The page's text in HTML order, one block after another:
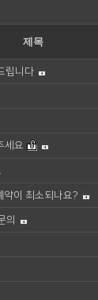
제목
립니다
세요
약이 최소되나요?
의